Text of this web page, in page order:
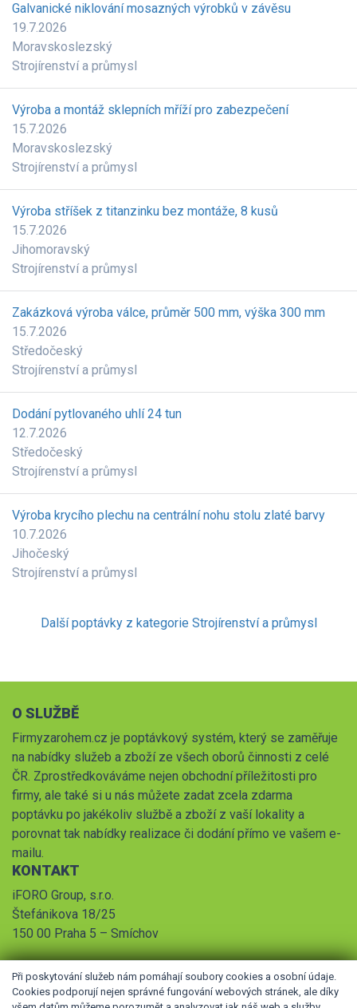
Galvanické niklování mosazných výrobků v závěsu
19.7.2026
Moravskoslezský
Strojírenství a průmysl
Výroba a montáž sklepních mříží pro zabezpečení
15.7.2026
Moravskoslezský
Strojírenství a průmysl
Výroba stříšek z titanzinku bez montáže, 8 kusů
15.7.2026
Jihomoravský
Strojírenství a průmysl
Zakázková výroba válce, průměr 500 mm, výška 300 mm
15.7.2026
Středočeský
Strojírenství a průmysl
Dodání pytlovaného uhlí 24 tun
12.7.2026
Středočeský
Strojírenství a průmysl
Výroba krycího plechu na centrální nohu stolu zlaté barvy
10.7.2026
Jihočeský
Strojírenství a průmysl
Další poptávky z kategorie Strojírenství a průmysl
O SLUŽBĚ
Firmyzarohem.cz je poptávkový systém, který se zaměřuje
na nabídky služeb a zboží ze všech oborů činnosti z celé
ČR. Zprostředkováváme nejen obchodní příležitosti pro
firmy, ale také si u nás můžete zadat zcela zdarma
poptávku po jakékoliv službě a zboží z vaší lokality a
porovnat tak nabídky realizace či dodání přímo ve vašem e-
mailu.
KONTAKT
iFORO Group, s.r.o.
Štefánikova 18/25
150 00 Praha 5 – Smíchov
Při poskytování služeb nám pomáhají soubory cookies a osobní údaje.
Cookies podporují nejen správné fungování webových stránek, ale díky